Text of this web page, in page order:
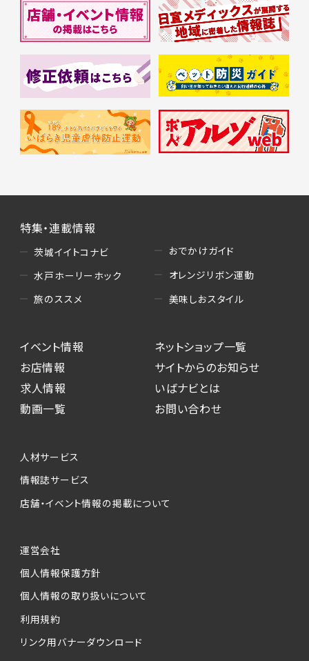
特集・連載情報
茨城イイトコナビ
水戸ホーリーホック
旅のススメ
おでかけガイド
オレンジリボン運動
美味しおスタイル
イベント情報
お店情報
求人情報
動画一覧
ネットショップ一覧
サイトからのお知らせ
いばナビとは
お問い合わせ
人材サービス
情報誌サービス
店舗・イベント情報の掲載について
運営会社
個人情報保護方針
個人情報の取り扱いについて
利用規約
リンク用バナーダウンロード